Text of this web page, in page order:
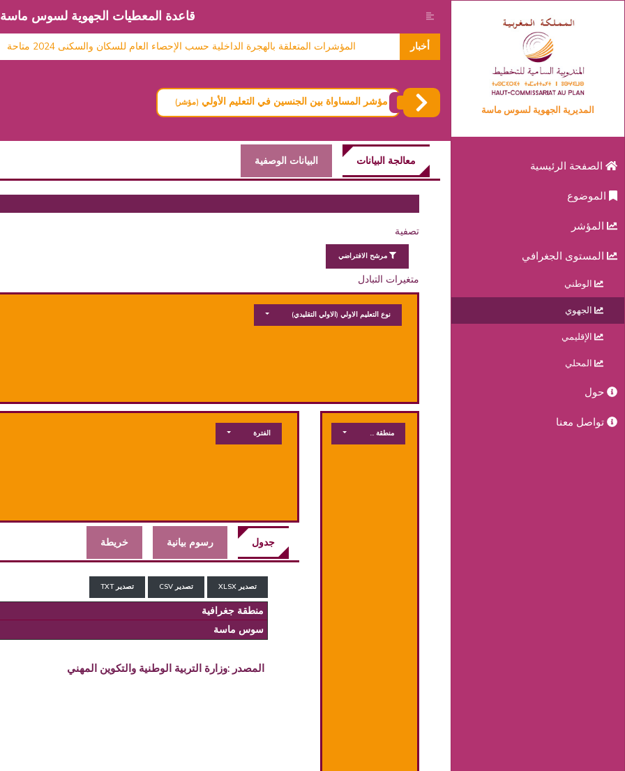
المديرية الجهوية لسوس ماسة
الصفحة الرئيسية
الموضوع
المؤشر
المستوى الجغرافي
الوطني
الجهوي
الإقليمي
المحلي
حول
تواصل معنا
قاعدة المعطيات الجهوية لسوس ماسة
أخبار المؤشرات المتعلقة بالهجرة الداخلية حسب الإحصاء العام للسكان والسكنى 2024 متاحة
مؤشر المساواة بين الجنسين في التعليم الأولي (مؤشر)
معالجة البيانات البيانات الوصفية
تصفية
مرشح الافتراضي
متغيرات التبادل
نوع التعليم الاولي (الاولي التقليدي)
منطقة جغرافية الفترة
جدول رسوم بيانية خريطة
تصدير XLSX تصدير CSV تصدير TXT
منطقة جغرافية
سوس ماسة
المصدر :وزارة التربية الوطنية والتكوين المهني